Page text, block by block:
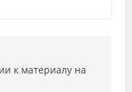
к материалу на